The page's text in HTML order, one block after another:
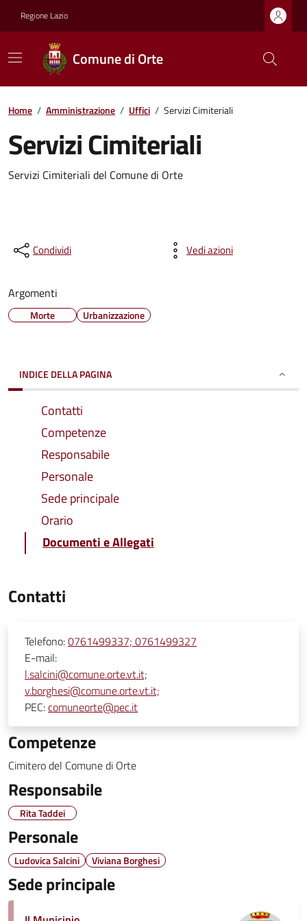
Regione Lazio
Comune di Orte
Home / Amministrazione / Uffici / Servizi Cimiteriali
Servizi Cimiteriali
Servizi Cimiteriali del Comune di Orte
Condividi Vedi azioni
Argomenti
Morte Urbanizzazione
INDICE DELLA PAGINA
Contatti
Competenze
Responsabile
Personale
Sede principale
Orario
Documenti e Allegati
Contatti
Telefono:0761499337; 0761499327
E-mail:
l.salcini@comune.orte.vt.it;
v.borghesi@comune.orte.vt.it;
PEC:comuneorte@pec.it
Competenze
Cimitero del Comune di Orte
Responsabile
Rita Taddei
Personale
Ludovica Salcini Viviana Borghesi
Sede principale